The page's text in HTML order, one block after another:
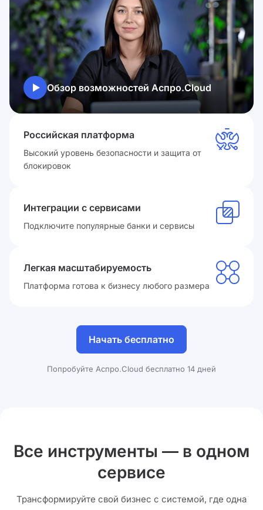
Обзор возможностей Аспро.Cloud
Российская платформа
Высокий уровень безопасности и защита от
блокировок
Интеграции с сервисами
Подключите популярные банки и сервисы
Легкая масштабируемость
Платформа готова к бизнесу любого размера
Начать бесплатно
Попробуйте Аспро.Cloud бесплатно 14 дней
Все инструменты — в одном
сервисе
Трансформируйте свой бизнес с системой, где одна